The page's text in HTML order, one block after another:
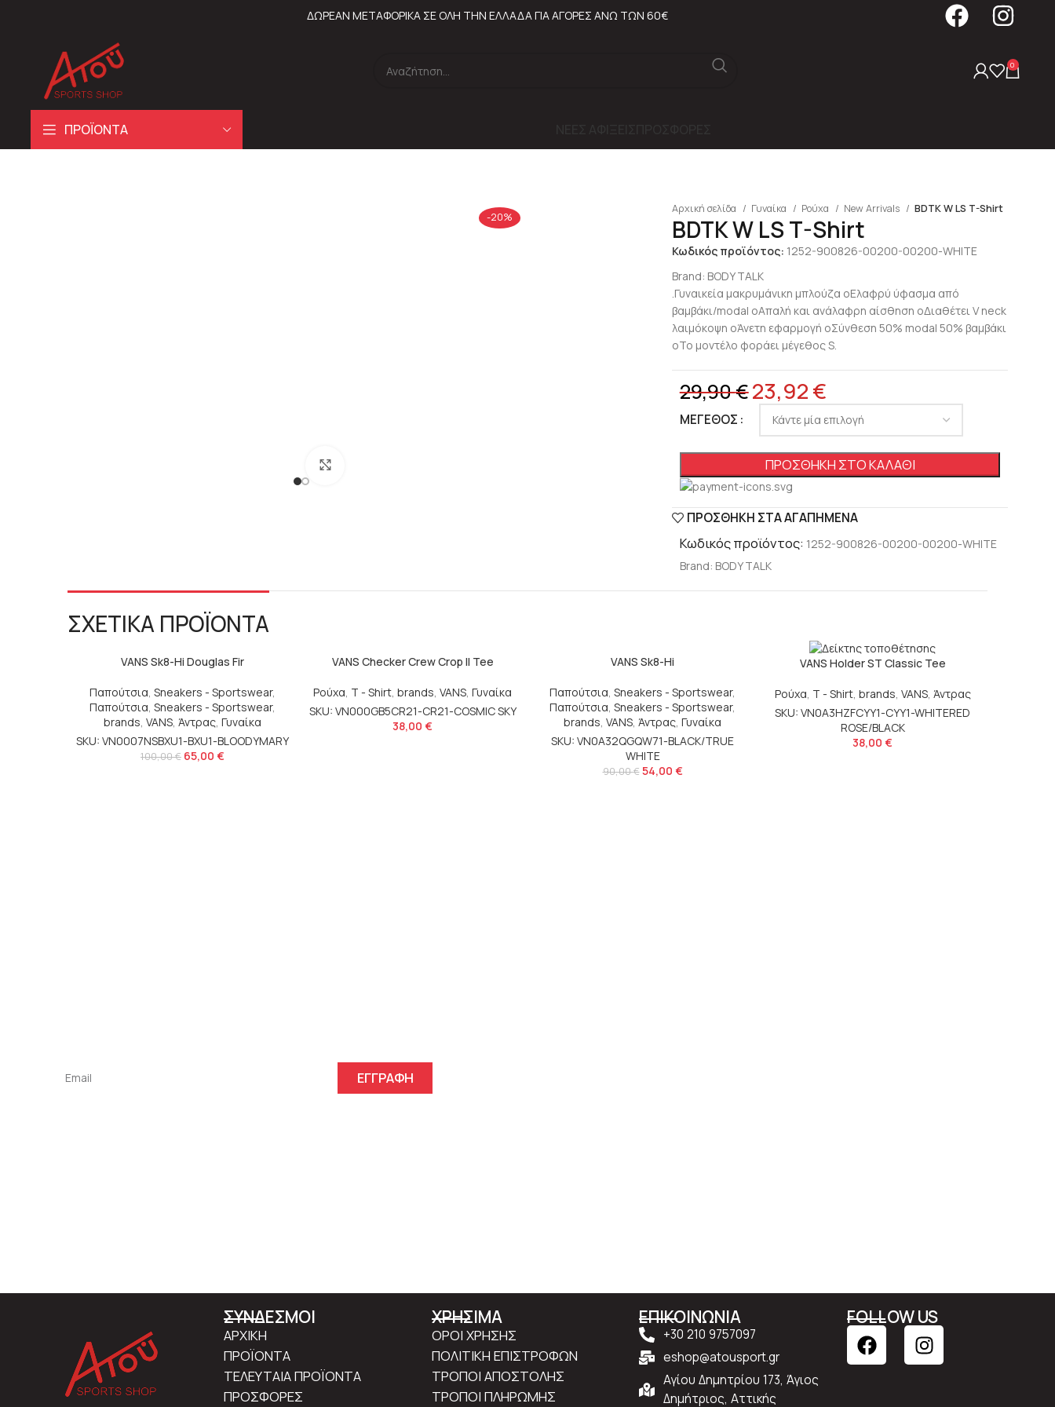
ΔΩΡΕΑΝ ΜΕΤΑΦΟΡΙΚΑ ΣΕ ΟΛΗ ΤΗΝ ΕΛΛΑΔΑ ΓΙΑ ΑΓΟΡΕΣ ΑΝΩ ΤΩΝ 60€
0
ΠΡΟΪΟΝΤΑ
-20%
Αρχική σελίδα Γυναίκα Ρούχα New Arrivals BDTK W LS T-Shirt
BDTK W LS T-Shirt
Κωδικός προϊόντος: 1252-900826-00200-00200-WHITE
Brand: BODY TALK
.Γυναικεία μακρυμάνικη μπλούζα oEλαφρύ ύφασμα από
βαμβάκι/modal oΑπαλή και ανάλαφρη αίσθηση oΔιαθέτει V neck
λαιμόκοψη oΆνετη εφαρμογή oΣύνθεση 50% modal 50% βαμβάκι
oΤο μοντέλο φοράει μέγεθος S.
29,90€23,92€
ΜΈΓΕΘΟΣ
ΠΡΟΣΘΉΚΗ ΣΤΟ ΚΑΛΆΘΙ
ΠΡΟΣΘΉΚΗ ΣΤΑ ΑΓΑΠΗΜΈΝΑ
Κωδικός προϊόντος: 1252-900826-00200-00200-WHITE
Brand: BODY TALK
ΣΧΕΤΙΚΑ ΠΡΟΪΟΝΤΑ
VANS Sk8-Hi Douglas Fir
Παπούτσια, Sneakers - Sportswear,
Παπούτσια, Sneakers - Sportswear,
brands, VANS, Άντρας, Γυναίκα
SKU: VN0007NSBXU1-BXU1-BLOODYMARY
100,00€ 65,00 €
VANS Checker Crew Crop II Tee
Ρούχα, T - Shirt, brands, VANS, Γυναίκα
SKU: VN000GB5CR21-CR21-COSMIC SKY
38,00 €
VANS Sk8-Hi
Παπούτσια, Sneakers - Sportswear,
Παπούτσια, Sneakers - Sportswear,
brands, VANS, Άντρας, Γυναίκα
SKU: VN0A32QGQW71-BLACK/TRUE
WHITE
90,00€ 54,00 €
VANS Holder ST Classic Tee
Ρούχα T - Shirt, brands VANS, Άντρας
SKU: VN0A3HZFCYY1-CYY1-WHITERED
ROSE/BLACK
38,00 €
ΕΓΓΡΑΦΗ
ΣΥΝΔΕΣΜΟΙ
ΑΡΧΙΚΗ
ΠΡΟΪΟΝΤΑ
ΤΕΛΕΥΤΑΙΑ ΠΡΟΪΟΝΤΑ
ΠΡΟΣΦΟΡΕΣ
ΧΡΗΣΙΜΑ
ΟΡΟΙ ΧΡΗΣΗΣ
ΠΟΛΙΤΙΚΗ ΕΠΙΣΤΡΟΦΩΝ
ΤΡΟΠΟΙ ΑΠΟΣΤΟΛΗΣ
ΤΡΟΠΟΙ ΠΛΗΡΩΜΗΣ
ΕΠΙΚΟΙΝΩΝΙΑ
+30 210 9757097
eshop@atousport.gr
Αγίου Δημητρίου 173, Άγιος
Δημήτριος, Αττικής
FOLLOW US